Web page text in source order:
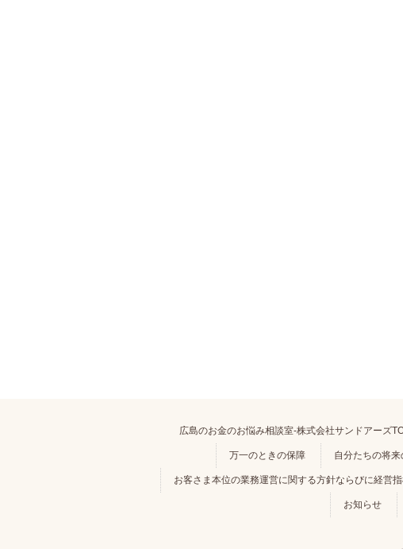
広島のお金のお悩み相談室-株式会社サンドアーズ
万一のときの保障 自分たちの将来
お客さま本位の業務運営に関する方針ならびに経営
お知らせ